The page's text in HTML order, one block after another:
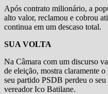
Após contrato milionário, a
alto valor, reclamou e cobrou
continua em um descaso total.
SUA VOLTA
Na Câmara com um discurso
de eleição, mostra claramente
seu partido PSDB perdeu o
vereador Ico Batilane.